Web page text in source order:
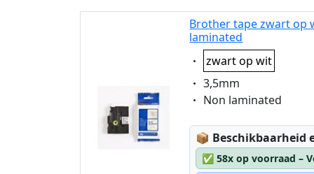
Brother tape zwart op
laminated
Eigenschaft:
zwart op wit
Eigenschaft:
3,5mm
Eigenschaft:
Non laminated
📦 Lagerstatus:
Beschikbaarheid
✅ 58x op voorraad –